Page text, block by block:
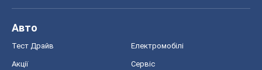
Авто
Тест Драйв Електромобілі
Акції Сервіс